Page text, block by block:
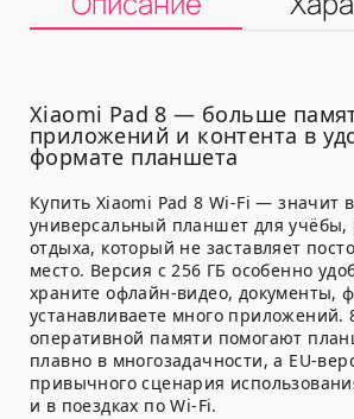
Xiaomi Pad 8 — больше
приложений и контента в
формате планшета
Купить Xiaomi Pad 8 Wi-Fi — значит
универсальный планшет для учёбы,
отдыха, который не заставляет
место. Версия с 256 ГБ особенно
храните офлайн-видео, документы,
устанавливаете много приложений.
оперативной памяти помогают
плавно в многозадачности, а EU-
привычного сценария
и в поездках по Wi-Fi.